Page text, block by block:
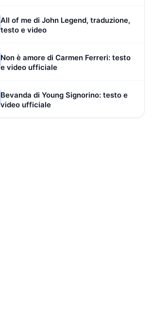
All of me di John Legend, traduzione,
testo e video
Non è amore di Carmen Ferreri: testo
e video ufficiale
Bevanda di Young Signorino: testo e
video ufficiale